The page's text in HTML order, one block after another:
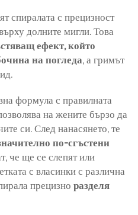
спиралата с прецизност
долните мигли. Това
ефект, който
на погледа, а гримът
формула с правилната
на жените бързо да
си. След нанасянето, те
по-сгъстени
че ще се слепят или
с власинки с различна
прецизно разделя